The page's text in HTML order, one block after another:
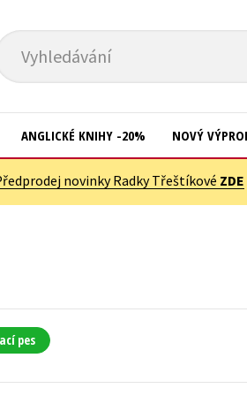
Vyhledávání
ANGLICKÉ KNIHY -20% NOVÝ
novinky Radky Třeštíkové ZDE
pes